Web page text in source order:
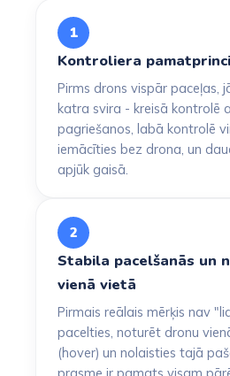
1
Kontroliera
Pirms drons vispār paceļas,
katra svira - kreisā kontrolē
pagriešanos, labā kontrolē
iemācīties bez drona, un
apjūk gaisā.
2
Stabila pacelšanās un
vienā vietā
Pirmais reālais mērķis nav
pacelties, noturēt dronu
(hover) un nolaisties tajā